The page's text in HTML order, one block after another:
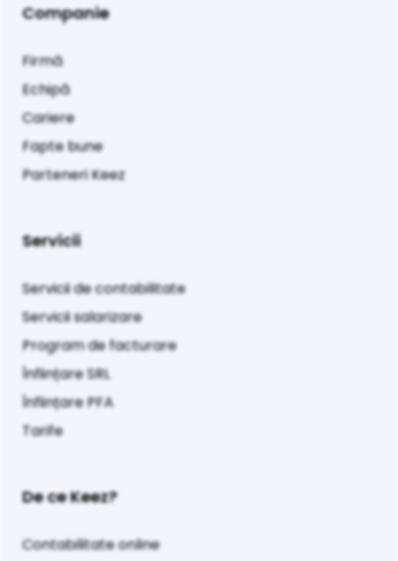
Companie
Firmă
Echipă
Cariere
Fapte bune
Parteneri Keez
Servicii
Servicii de contabilitate
Servicii salarizare
Program de facturare
Înființare SRL
Înființare PFA
Tarife
De ce Keez?
Contabilitate online